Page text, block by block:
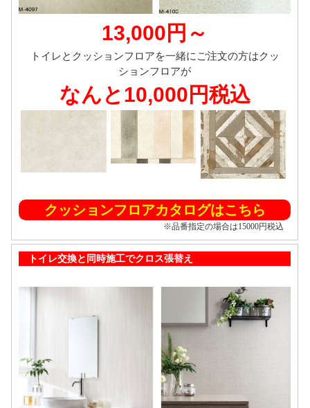
13,000円～
トイレとクッションフロアを一緒にご注文の方はクッ
ションフロアが
なんと10,000円税込
クッションフロアカタログはこちら
※品番指定の場合は15000円税込
トイレ交換と同時施工でクロス張替え